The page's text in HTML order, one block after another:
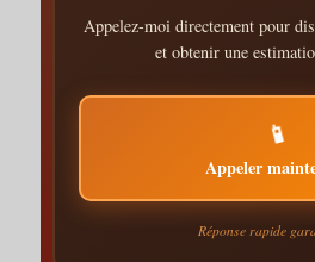
Appelez-moi directement pour
et obtenir une
📱
Appeler
Réponse rapide